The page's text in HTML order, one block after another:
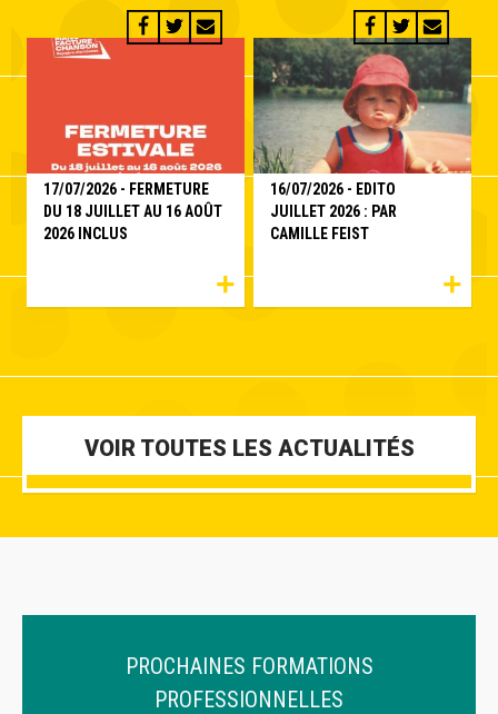
17/07/2026 - FERMETURE
DU 18 JUILLET AU 16 AOÛT
2026 INCLUS
+
16/07/2026 - EDITO
JUILLET 2026 : PAR
CAMILLE FEIST
+
VOIR TOUTES LES ACTUALITÉS
PROCHAINES FORMATIONS
PROFESSIONNELLES